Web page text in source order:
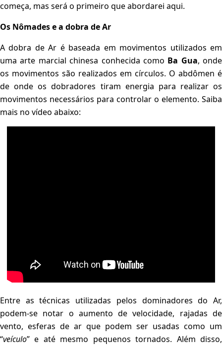
começa, mas será o primeiro que abordarei aqui.
Os Nômades e a dobra de Ar
A dobra de Ar é baseada em movimentos utilizados em
uma arte marcial chinesa conhecida como Ba Gua, onde
os movimentos são realizados em círculos. O abdômen é
de onde os dobradores tiram energia para realizar os
movimentos necessários para controlar o elemento. Saiba
mais no vídeo abaixo:
Entre as técnicas utilizadas pelos dominadores do Ar,
podem-se notar o aumento de velocidade, rajadas de
vento, esferas de ar que podem ser usadas como um
“veículo” e até mesmo pequenos tornados. Além disso,